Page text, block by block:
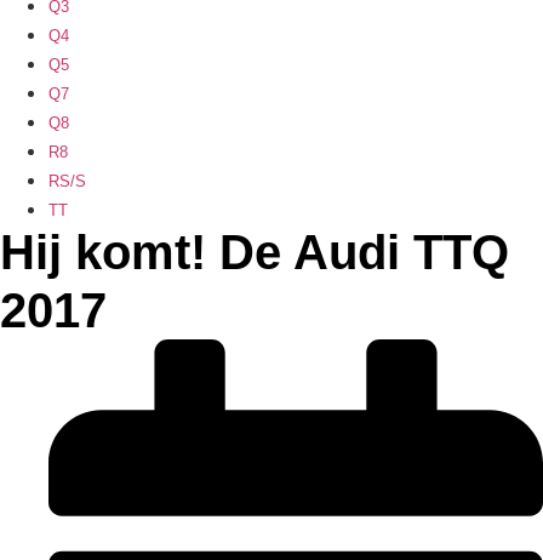
Q3
Q4
Q5
Q7
Q8
R8
RS/S
TT
Hij komt! De Audi TTQ
2017